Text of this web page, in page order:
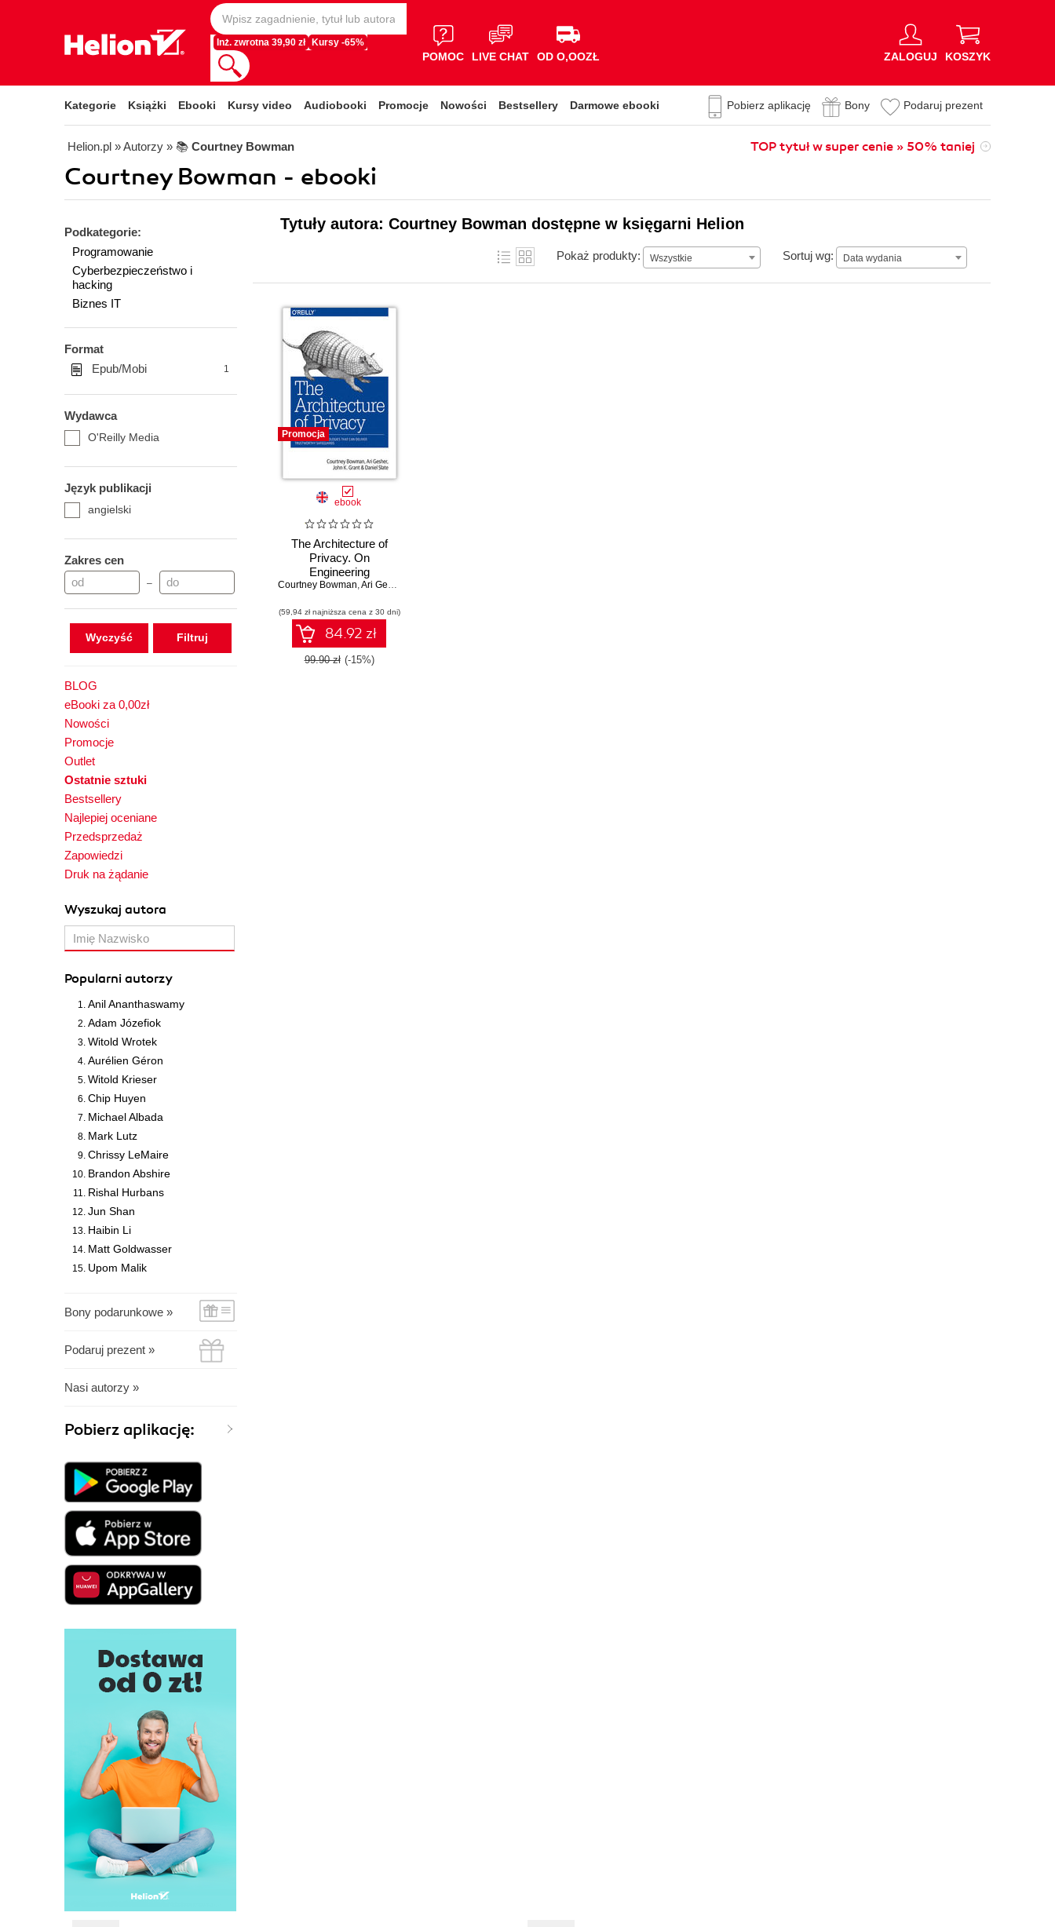
Inż. zwrotna 39,90 zł Kursy -65%
POMOC LIVE CHAT OD O,OOZŁ ZALOGUJ KOSZYK
Kategorie Książki Ebooki Kursy video Audiobooki Promocje Nowości Bestsellery Darmowe ebooki Pobierz aplikację Bony Podaruj prezent
Helion.pl » Autorzy » 📚 Courtney Bowman TOP tytuł w super cenie » 50% taniej
Courtney Bowman - ebooki
Podkategorie:
Programowanie
Cyberbezpieczeństwo i
hacking
Biznes IT
Format
Epub/Mobi
1
Wydawca
O'Reilly Media
Język publikacji
angielski
Zakres cen
–
Wyczyść
BLOG
eBooki za 0,00zł
Nowości
Promocje
Outlet
Ostatnie sztuki
Bestsellery
Najlepiej oceniane
Przedsprzedaż
Zapowiedzi
Druk na żądanie
Wyszukaj autora
Popularni autorzy
Anil Ananthaswamy
Adam Józefiok
Witold Wrotek
Aurélien Géron
Witold Krieser
Chip Huyen
Michael Albada
Mark Lutz
Chrissy LeMaire
Brandon Abshire
Rishal Hurbans
Jun Shan
Haibin Li
Matt Goldwasser
Upom Malik
Bony podarunkowe »
Podaruj prezent »
Nasi autorzy »
Pobierz aplikację:
Tytuły autora: Courtney Bowman dostępne w księgarni Helion
Pokaż produkty: Wszystkie Sortuj wg: Data wydania
Data wydania
Promocja
ebook
The Architecture of
Privacy. On
Engineering
Technologies that Can
Safeguards
Courtney Bowman,Ari Gesher
(59,94 zł najniższa cena z 30 dni)
84.92 zł
99.90 zł (-15%)